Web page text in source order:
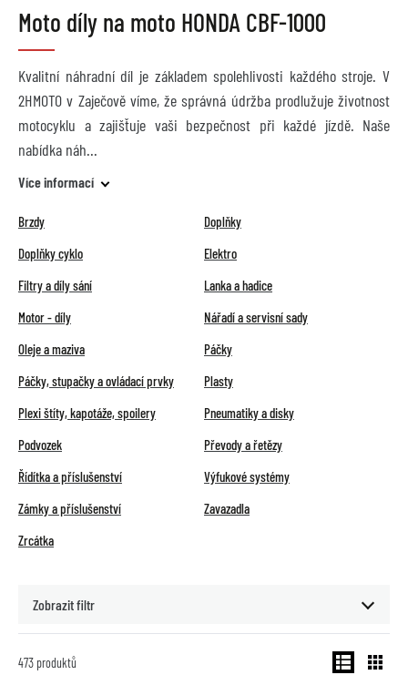
Moto díly na moto HONDA CBF-1000
Kvalitní náhradní díl je základem spolehlivosti každého stroje. V
2HMOTO v Zaječově víme, že správná údržba prodlužuje životnost
motocyklu a zajišťuje vaši bezpečnost při každé jízdě. Naše
nabídka náh
Více informací
Brzdy
Doplňky
Doplňky cyklo
Elektro
Filtry a díly sání
Lanka a hadice
Motor - díly
Nářadí a servisní sady
Oleje a maziva
Páčky
Páčky, stupačky a ovládací prvky
Plasty
Plexi štíty, kapotáže, spoilery
Pneumatiky a disky
Podvozek
Převody a řetězy
Řídítka a příslušenství
Výfukové systémy
Zámky a příslušenství
Zavazadla
Zrcátka
Zobrazit filtr
473 produktů